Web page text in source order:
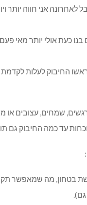
לאחרונה אני חווה
בנו כעת אולי יותר
החיבוק לעלות
שמחים, עצובים או
עד כמה החיבוק גם
בטחון, מה שמאפשר